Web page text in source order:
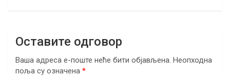
Оставите одговор
Ваша адреса е-поште неће бити објављена. Неопходна
поља су означена *